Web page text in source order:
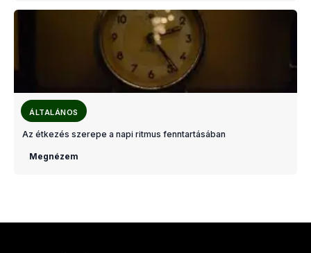
ÁLTALÁNOS
Az étkezés szerepe a napi ritmus fenntartásában
Megnézem